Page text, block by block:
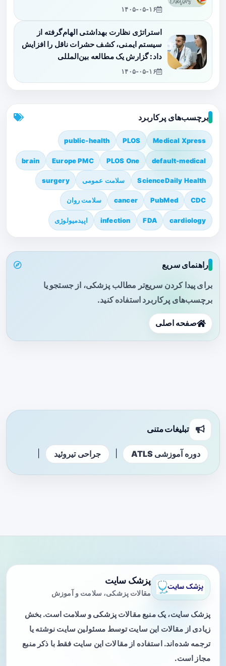
۱۴۰۵-۰۵-۱۶
استراتژی نظارت بهداشتی الهام‌گرفته از
سیستم ایمنی، کشف حشرات ناقل را افزایش
داد: گزارش یک مطالعه بین‌المللی
۱۴۰۵-۰۵-۱۶
برچسب‌های پرکاربرد
Medical Xpress
PLOS
public-health
default-medical
PLOS One
Europe PMC
brain
ScienceDaily Health سلامت عمومی surgery
CDC
PubMed
cancer سلامت روان
cardiology
FDA
infection اپیدمیولوژی
راهنمای سریع
برای پیدا کردن سریع‌تر مطالب پزشکی، از جستجو یا
برچسب‌های پرکاربرد استفاده کنید.
صفحه اصلی
تبلیغات متنی
دوره آموزشی ATLS جراحی تیروئید
پزشک سایت
مقالات پزشکی، سلامت و آموزش
پزشک سایت، یک منبع مقالات پزشکی و سلامت است. بخش
زیادی از مقالات این سایت توسط مسئولین سایت نوشته یا
ترجمه شده‌اند. استفاده از مقالات این سایت فقط با ذکر منبع
مجاز است.